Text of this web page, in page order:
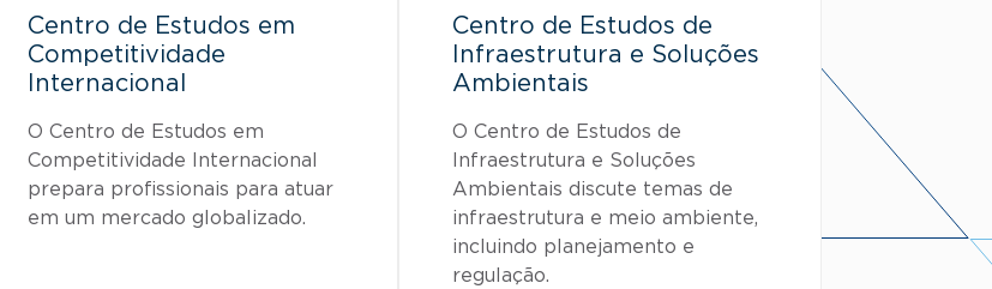
Centro de Estudos em
Competitividade
Internacional
O Centro de Estudos em
Competitividade Internacional
prepara profissionais para atuar
em um mercado globalizado.
Centro de Estudos de
Infraestrutura e Soluções
Ambientais
O Centro de Estudos de
Infraestrutura e Soluções
Ambientais discute temas de
infraestrutura e meio ambiente,
incluindo planejamento e
regulação.